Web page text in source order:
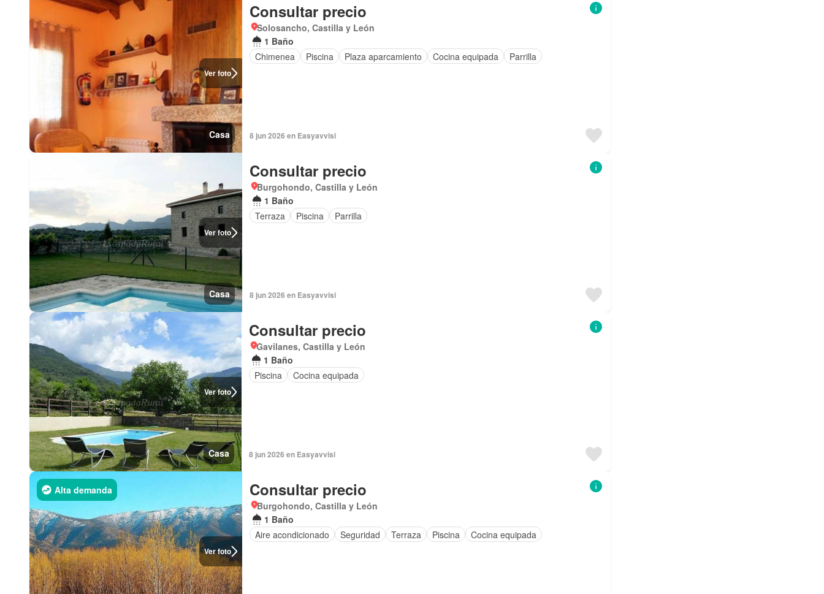
Ver foto
Casa
Consultar precio
Solosancho, Castilla y León
1 Baño
Chimenea
Piscina Plaza aparcamiento Cocina equipada Parrilla
8 jun 2026 en Easyavvisi
Ver foto
Casa
Consultar precio
Burgohondo, Castilla y León
1 Baño
Terraza
Piscina Parrilla
8 jun 2026 en Easyavvisi
Ver foto
Casa
Consultar precio
Gavilanes, Castilla y León
1 Baño
Piscina
Cocina equipada
8 jun 2026 en Easyavvisi
Ver foto
Alta demanda Consultar precio
Burgohondo, Castilla y León
1 Baño
Aire acondicionado
Seguridad Terraza Piscina Cocina equipada